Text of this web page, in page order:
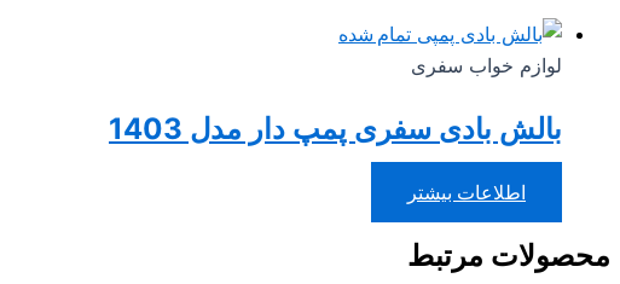
تمام شده
لوازم خواب سفری
بالش بادی سفری پمپ دار مدل 1403
اطلاعات بیشتر
محصولات مرتبط